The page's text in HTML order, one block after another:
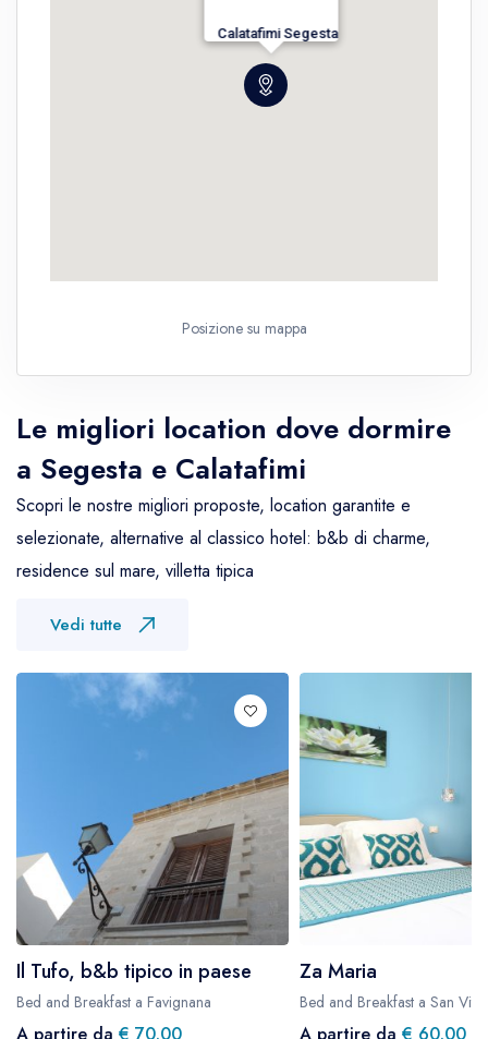
Calatafimi Segesta
Posizione su mappa
Le migliori location dove dormire
a Segesta e Calatafimi
Scopri le nostre migliori proposte, location garantite e
selezionate, alternative al classico hotel: b&b di charme,
residence sul mare, villetta tipica
Vedi tutte
Il Tufo, b&b tipico in paese
Bed and Breakfast a Favignana
Za Maria
Bed and Breakfast a San